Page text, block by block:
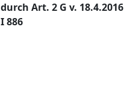
durch Art. 2 G v. 18.4.2016
I 886